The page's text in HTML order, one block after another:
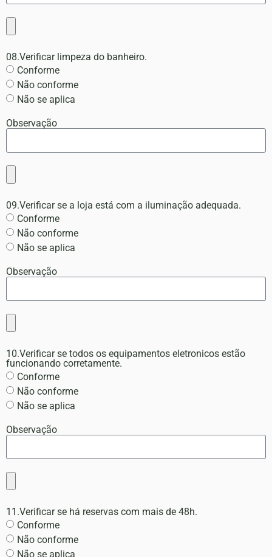
08.Verificar limpeza do banheiro.
Conforme
Não conforme
Não se aplica
Observação
09.Verificar se a loja está com a iluminação adequada.
Conforme
Não conforme
Não se aplica
Observação
10.Verificar se todos os equipamentos eletronicos estão
funcionando corretamente.
Conforme
Não conforme
Não se aplica
Observação
11.Verificar se há reservas com mais de 48h.
Conforme
Não conforme
Não se aplica